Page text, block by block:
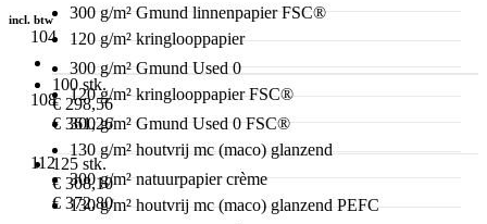
300 g/m² Gmund linnenpapier FSC®
300 g/m² Gmund Used 0
300 g/m² Gmund Used 0 FSC®
300 g/m² natuurpapier crème
104
108
112
120 g/m² kringlooppapier
120 g/m² kringlooppapier FSC®
130 g/m² houtvrij mc (maco) glanzend
130 g/m² houtvrij mc (maco) glanzend PEFC
incl. btw
100 stk.
€ 298,56
€ 361,26
125 stk.
€ 308,10
€ 372,80